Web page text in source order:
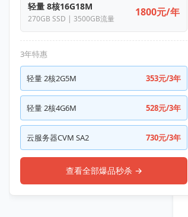
轻量 8核16G18M
270GB SSD | 3500GB流量
1800元/年
3年特惠
轻量 2核2G5M 353元/3年
轻量 2核4G6M 528元/3年
云服务器CVM SA2 730元/3年
查看全部爆品秒杀 →